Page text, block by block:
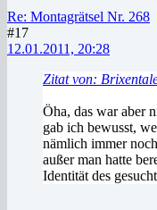
Re: Montagrätsel Nr. 268
#17
12.01.2011, 20:28
Zitat von:
Öha, das war aber
gab ich bewusst,
nämlich immer
außer man hatte
Identität des